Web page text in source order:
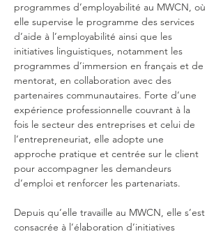
programmes d’employabilité au MWCN, où
elle supervise le programme des services
d’aide à l’employabilité ainsi que les
initiatives linguistiques, notamment les
programmes d’immersion en français et de
mentorat, en collaboration avec des
partenaires communautaires. Forte d’une
expérience professionnelle couvrant à la
fois le secteur des entreprises et celui de
l’entrepreneuriat, elle adopte une
approche pratique et centrée sur le client
pour accompagner les demandeurs
d’emploi et renforcer les partenariats.
Depuis qu’elle travaille au MWCN, elle s’est
consacrée à l’élaboration d’initiatives